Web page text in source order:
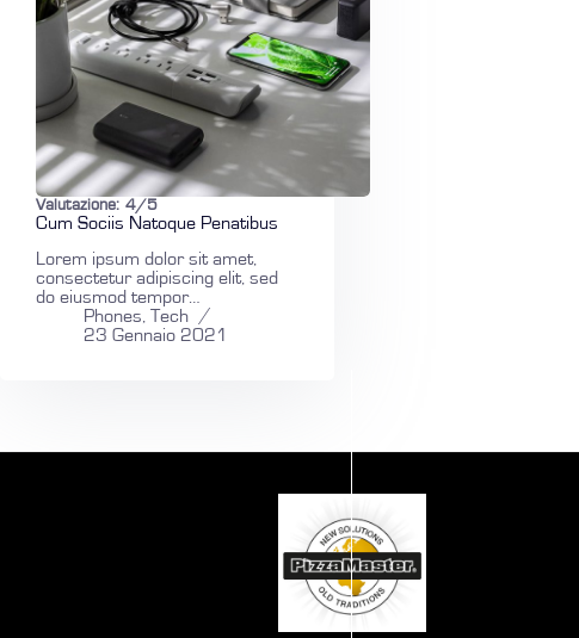
Valutazione: 4/5
Cum Sociis Natoque Penatibus
Lorem ipsum dolor sit amet,
consectetur adipiscing elit, sed
do eiusmod tempor…
Phones, Tech
23 Gennaio 2021